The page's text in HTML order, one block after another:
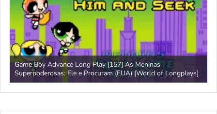
Game Boy Advance Long Play [157] As Meninas
Superpoderosas: Ele e Procuram (EUA) [World of Longplays]